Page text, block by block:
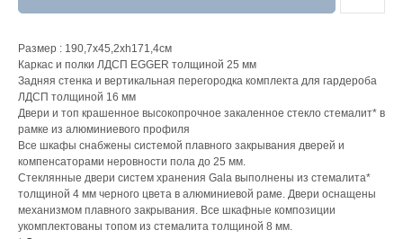
Размер : 190,7x45,2xh171,4см
Каркас и полки ЛДСП EGGER толщиной 25 мм
Задняя стенка и вертикальная перегородка комплекта для гардероба
ЛДСП толщиной 16 мм
Двери и топ крашенное высокопрочное закаленное стекло стемалит* в
рамке из алюминиевого профиля
Все шкафы снабжены системой плавного закрывания дверей и
компенсаторами неровности пола до 25 мм.
Стеклянные двери систем хранения Gala выполнены из стемалита*
толщиной 4 мм черного цвета в алюминиевой раме. Двери оснащены
механизмом плавного закрывания. Все шкафные композиции
укомплектованы топом из стемалита толщиной 8 мм.